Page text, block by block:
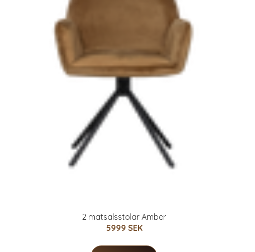
2 matsalsstolar Amber
5999 SEK